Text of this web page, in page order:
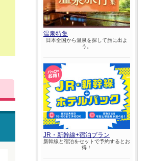
温泉特集
日本全国から温泉を探して旅に出よ
う。
JR・新幹線+宿泊プラン
新幹線と宿泊をセットで予約するとお
得！